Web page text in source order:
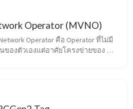
Operator (MVNO)
Operator คือ Operator ที่ไม่มี
ของตัวเองแต่อาศัยโครงข่ายของ